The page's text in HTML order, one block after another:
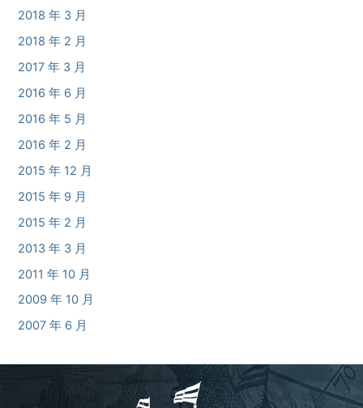
2018 年 3 月
2018 年 2 月
2017 年 3 月
2016 年 6 月
2016 年 5 月
2016 年 2 月
2015 年 12 月
2015 年 9 月
2015 年 2 月
2013 年 3 月
2011 年 10 月
2009 年 10 月
2007 年 6 月